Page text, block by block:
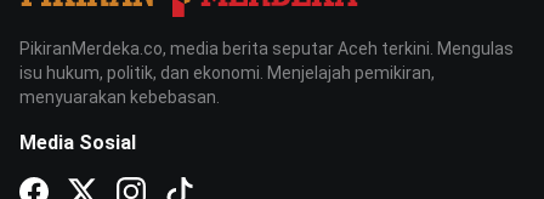
PikiranMerdeka.co, media berita seputar Aceh terkini. Mengulas
isu hukum, politik, dan ekonomi. Menjelajah pemikiran,
menyuarakan kebebasan.
Media Sosial